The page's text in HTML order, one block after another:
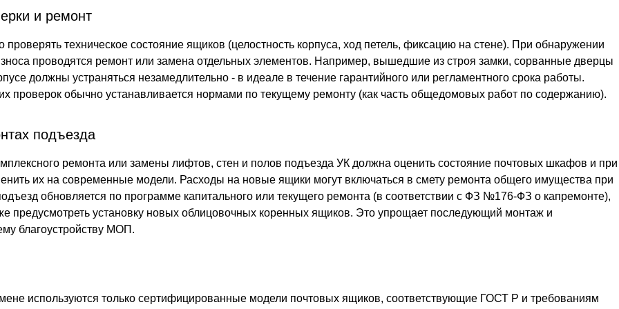
и ремонт
проверять техническое состояние ящиков (целостность корпуса, ход петель, фиксацию на стене). При обнаружении
проводятся ремонт или замена отдельных элементов. Например, вышедшие из строя замки, сорванные дверцы
должны устраняться незамедлительно - в идеале в течение гарантийного или регламентного срока работы.
проверок обычно устанавливается нормами по текущему ремонту (как часть общедомовых работ по содержанию).
подъезда
ремонта или замены лифтов, стен и полов подъезда УК должна оценить состояние почтовых шкафов и при
их на современные модели. Расходы на новые ящики могут включаться в смету ремонта общего имущества при
обновляется по программе капитального или текущего ремонта (в соответствии с ФЗ №176-ФЗ о капремонте),
предусмотреть установку новых облицовочных коренных ящиков. Это упрощает последующий монтаж и
благоустройству МОП.
используются только сертифицированные модели почтовых ящиков, соответствующие ГОСТ Р и требованиям